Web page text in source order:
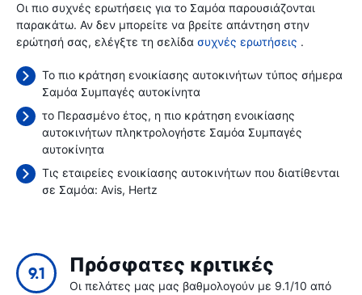
Οι πιο συχνές ερωτήσεις για το Σαμόα παρουσιάζονται
παρακάτω. Αν δεν μπορείτε να βρείτε απάντηση στην
ερώτησή σας, ελέγξτε τη σελίδα συχνές ερωτήσεις .
Το πιο κράτηση ενοικίασης αυτοκινήτων τύπος σήμερα
Σαμόα Συμπαγές αυτοκίνητα
το Περασμένο έτος, η πιο κράτηση ενοικίασης
αυτοκινήτων πληκτρολογήστε Σαμόα Συμπαγές
αυτοκίνητα
Τις εταιρείες ενοικίασης αυτοκινήτων που διατίθενται
σε Σαμόα: Avis Hertz
9.1 Πρόσφατες κριτικές
Οι πελάτες μας μας βαθμολογούν με 9.1/10 από